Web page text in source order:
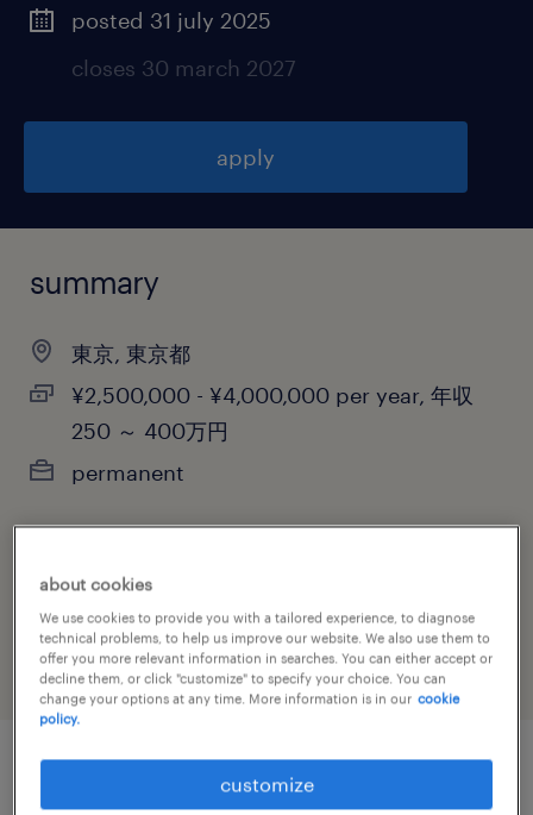
posted 31 july 2025
closes 30 march 2027
apply
summary
東京, 東京都
¥2,500,000 - ¥4,000,000 per year, 年収
250 ～ 400万円
permanent
job category
administrative & support services
about cookies
We use cookies to provide you with a tailored experience, to diagnose
technical problems, to help us improve our website. We also use them to
offer you more relevant information in searches. You can either accept or
decline them, or click "customize" to specify your choice. You can
change your options at any time. More information is in our cookie
policy.
customize